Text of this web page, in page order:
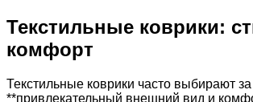
Текстильные коврики:
комфорт
Текстильные коврики часто выбирают
**привлекательный внешний вид и